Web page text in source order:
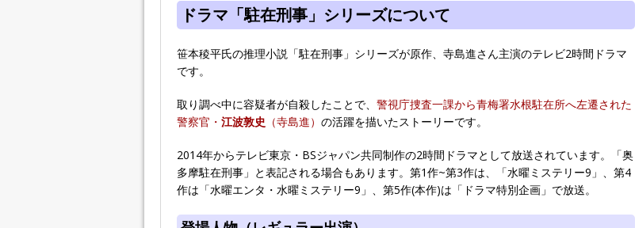
ドラマ「駐在刑事」シリーズについて
笹本稜平氏の推理小説「駐在刑事」シリーズが原作、寺島進さん主演のテレビ2時間ドラマ
です。
取り調べ中に容疑者が自殺したことで、 警視庁捜査一課から青梅署水根駐在所へ左遷された
警察官・ 江波敦史 （寺島進） の活躍を描いたストーリーです。
2014年からテレビ東京・BSジャパン共同制作の2時間ドラマとして放送されています。「奥
多摩駐在刑事」と表記される場合もあります。第1作~第3作は、「水曜ミステリー9」、第4
作は「水曜エンタ・水曜ミステリー9」、第5作(本作)は「ドラマ特別企画」で放送。